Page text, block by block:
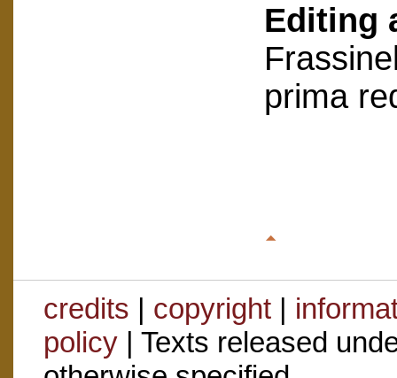
Editing
prima
credits | copyright|
policy| Texts released